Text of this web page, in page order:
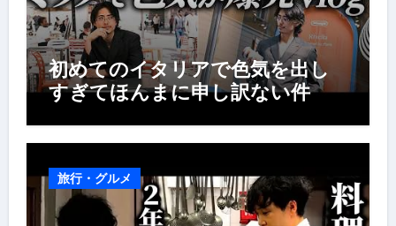
初めてのイタリアで色気を出し
すぎてほんまに申し訳ない件
旅行・グルメ